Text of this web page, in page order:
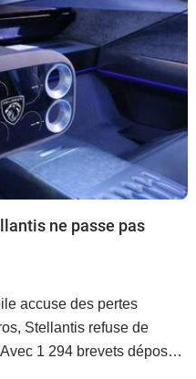
ne passe pas
accuse des pertes
Stellantis refuse de
1 294 brevets déposés